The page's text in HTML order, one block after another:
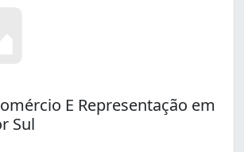
E Representação em
Sul